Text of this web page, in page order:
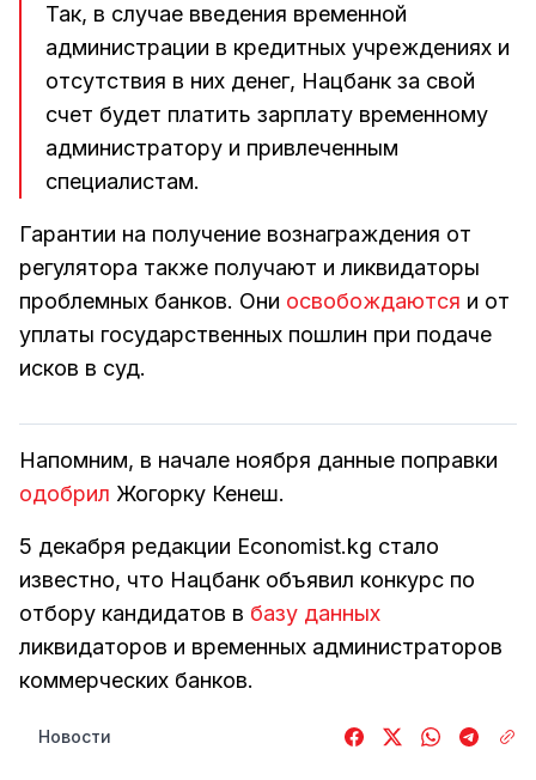
Так, в случае введения временной
администрации в кредитных учреждениях и
отсутствия в них денег, Нацбанк за свой
счет будет платить зарплату временному
администратору и привлеченным
специалистам.
Гарантии на получение вознаграждения от
регулятора также получают и ликвидаторы
проблемных банков. Они освобождаются и от
уплаты государственных пошлин при подаче
исков в суд.
Напомним, в начале ноября данные поправки
одобрил Жогорку Кенеш.
5 декабря редакции Economist.kg стало
известно, что Нацбанк объявил конкурс по
отбору кандидатов в базу данных
ликвидаторов и временных администраторов
коммерческих банков.
Новости